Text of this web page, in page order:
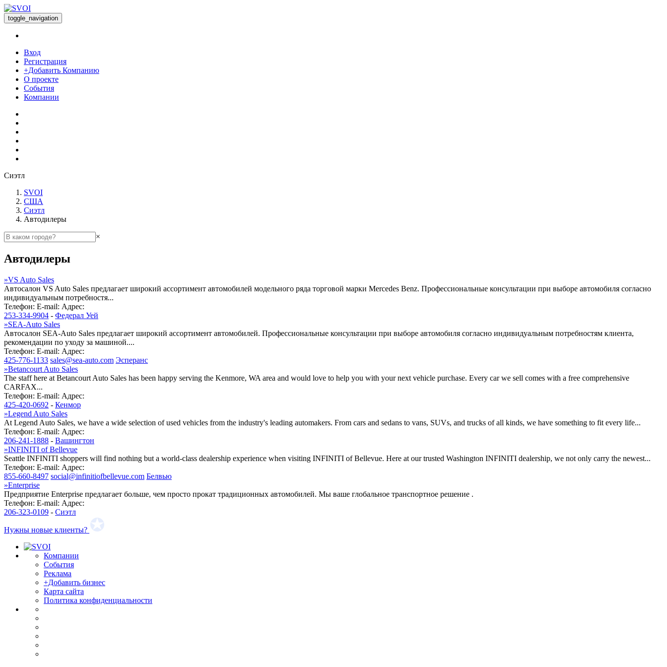
toggle_navigation
Вход
Регистрация
+Добавить Компанию
О проекте
События
Компании
Сиэтл
SVOI
США
Сиэтл
Автодилеры
×
Автодилеры
»VS Auto Sales
Автосалон VS Auto Sales предлагает широкий ассортимент автомобилей модельного ряда торговой марки Mercedes Benz. Профессиональные консультации при выборе автомобиля согласно
индивидуальным потребностя...
Телефон: E-mail: Адрес:
253-334-9904 - Федерал Уей
»SEA-Auto Sales
Автосалон SEA-Auto Sales предлагает широкий ассортимент автомобилей. Профессиональные консультации при выборе автомобиля согласно индивидуальным потребностям клиента,
рекомендации по уходу за машиной....
Телефон: E-mail: Адрес:
425-776-1133 sales@sea-auto.com Эсперанс
»Betancourt Auto Sales
The staff here at Betancourt Auto Sales has been happy serving the Kenmore, WA area and would love to help you with your next vehicle purchase. Every car we sell comes with a free comprehensive
CARFAX...
Телефон: E-mail: Адрес:
425-420-0692 - Кенмор
»Legend Auto Sales
At Legend Auto Sales, we have a wide selection of used vehicles from the industry's leading automakers. From cars and sedans to vans, SUVs, and trucks of all kinds, we have something to fit every life...
Телефон: E-mail: Адрес:
206-241-1888 - Вашингтон
»INFINITI of Bellevue
Seattle INFINITI shoppers will find nothing but a world-class dealership experience when visiting INFINITI of Bellevue. Here at our trusted Washington INFINITI dealership, we not only carry the newest...
Телефон: E-mail: Адрес:
855-660-8497 social@infinitiofbellevue.com Белвью
»Enterprise
Предприятие Enterprise предлагает больше, чем просто прокат традиционных автомобилей. Мы ваше глобальное транспортное решение .
Телефон: E-mail: Адрес:
206-323-0109 - Сиэтл
Нужны новые клиенты?
Компании
События
Реклама
+Добавить бизнес
Карта сайта
Политика конфиденциальности